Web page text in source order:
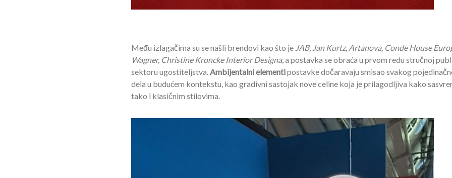
Među izlagačima su se našli brendovi kao što je JAB, Jan Kurtz, Artanova, Conde House
Wagner, Christine Kroncke Interior Designa, a postavka se obraća u prvom redu stručnoj
sektoru ugostiteljstva.Ambijentalni elementipostavke dočaravaju smisao svakog
dela u budućem kontekstu, kao gradivni sastojak nove celine koja je prilagodljiva kako
tako i klasičnim stilovima.